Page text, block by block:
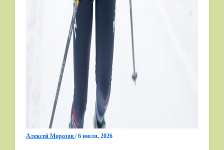
Алексей Морозов/6 июля, 2026